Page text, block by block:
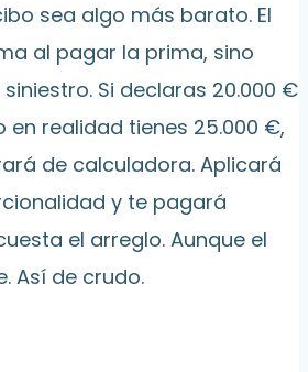
sea algo más barato. El
al pagar la prima, sino
Si declaras 20.000 €
en realidad tienes 25.000 €,
de calculadora. Aplicará
y te pagará
el arreglo. Aunque el
Así de crudo.